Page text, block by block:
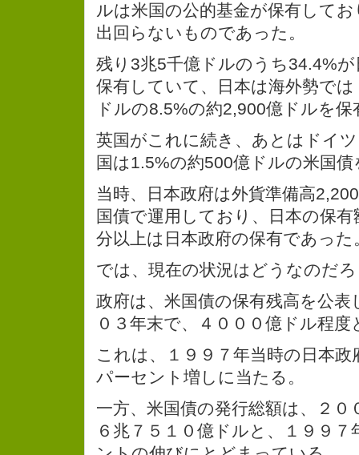
ルは米国の公的基金が保有して
出回らないものであった。
残り3兆5千億ドルのうち34.4%
保有していて、日本は海外勢で
ドルの8.5%の約2,900億ドルを
英国がこれに続き、あとはドイ
国は1.5%の約500億ドルの米国
当時、日本政府は外貨準備高
国債で運用しており、日本の保
分以上は日本政府の保有であった
では、現在の状況はどうなのだ
政府は、米国債の保有残高を公
０３年末で、４０００億ドル程
これは、１９９７年当時の日本政
パーセント増しに当たる。
一方、米国債の発行総額は、２０
６兆７５１０億ドルと、１９９